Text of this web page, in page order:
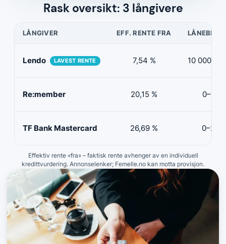
Rask oversikt: 3 långivere
LÅNGIVER EFF. RENTE FRA
Lendo LAVEST RENTE 7,54 % 10 000
Re:member 20,15 %
TF Bank Mastercard 26,69 %
Effektiv rente «fra» – faktisk rente avhenger av en individuell
kredittvurdering. Annonselenker; Femelle.no kan motta provisjon.